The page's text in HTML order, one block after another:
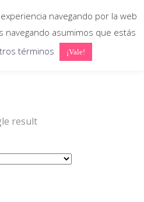
result
navegando por la web
navegando asumimos que estás
términos ¡Vale!